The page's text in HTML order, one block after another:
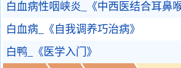
白血病性咽峡炎_《中西医结合耳鼻
白血病_《自我调养巧治病》
白鸭_《医学入门》